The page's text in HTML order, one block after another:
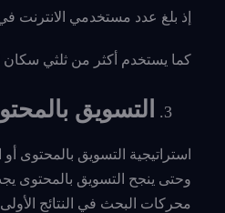
إذ بلغ عدد مستخدمي الانترنت في العالم وفق احصائيات عالمية 4.66
كما يستخدم أكثر من ثلثي سكان العالم الآن الهاتف المحمول (67 في
التسويق
استراتيجية التسويق بالمحتوى
محركات البحث في النتائج